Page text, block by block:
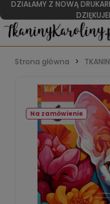
DZIAŁAMY Z NOWĄ
Strona główna
Na zamówienie